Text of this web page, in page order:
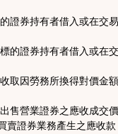
證券持有者借入或在交
的證券持有者借入或在
取因勞務所換得對價金
售營業證券之應收成交
證券業務產生之應收款